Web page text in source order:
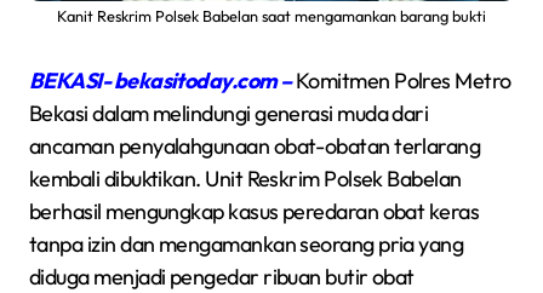
Kanit Reskrim Polsek Babelan saat mengamankan barang bukti
BEKASI- bekasitoday.com –Komitmen Polres Metro
Bekasi dalam melindungi generasi muda dari
ancaman penyalahgunaan obat-obatan terlarang
kembali dibuktikan. Unit Reskrim Polsek Babelan
berhasil mengungkap kasus peredaran obat keras
tanpa izin dan mengamankan seorang pria yang
diduga menjadi pengedar ribuan butir obat